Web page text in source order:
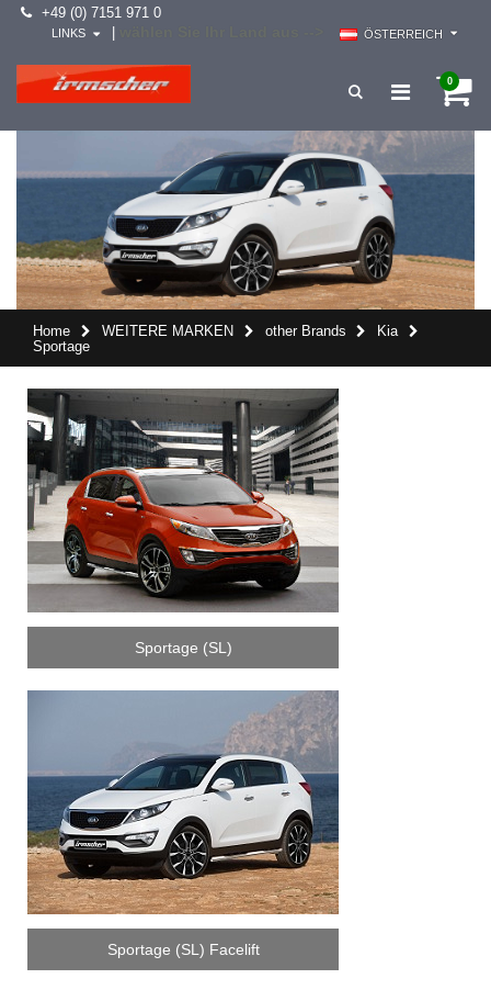
+49 (0) 7151 971 0
ÖSTERREICH
LINKS
0
Home WEITERE MARKEN other Brands
Kia
Sportage
Sportage (SL)
Sportage (SL) Facelift